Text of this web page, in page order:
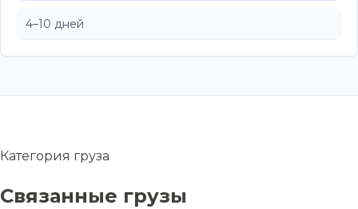
4–10 дней
Категория груза
Связанные грузы